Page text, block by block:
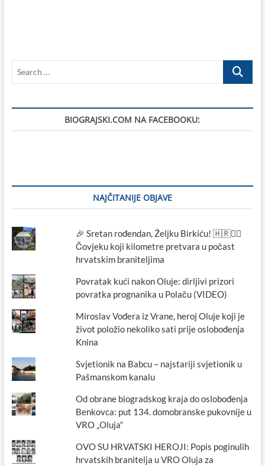
Search
BIOGRAJSKI.COM NA FACEBOOKU:
NAJČITANIJE OBJAVE
🎉 Sretan rođendan, Željku Birkiću! 🇭🇷🏃‍♂️
Čovjeku koji kilometre pretvara u počast
hrvatskim braniteljima
Povratak kući nakon Oluje: dirljivi prizori
povratka prognanika u Polaču (VIDEO)
Miroslav Vođera iz Vrane, heroj Oluje koji je
život položio nekoliko sati prije oslobođenja
Knina
Svjetionik na Babcu – najstariji svjetionik u
Pašmanskom kanalu
Od obrane biogradskog kraja do oslobođenja
Benkovca: put 134. domobranske pukovnije u
VRO „Oluja“
OVO SU HRVATSKI HEROJI: Popis poginulih
hrvatskih branitelja u VRO Oluja za